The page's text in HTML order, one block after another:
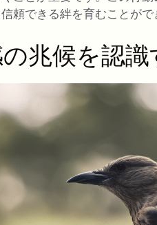
頼できる絆を育むことがで
兆候を認識